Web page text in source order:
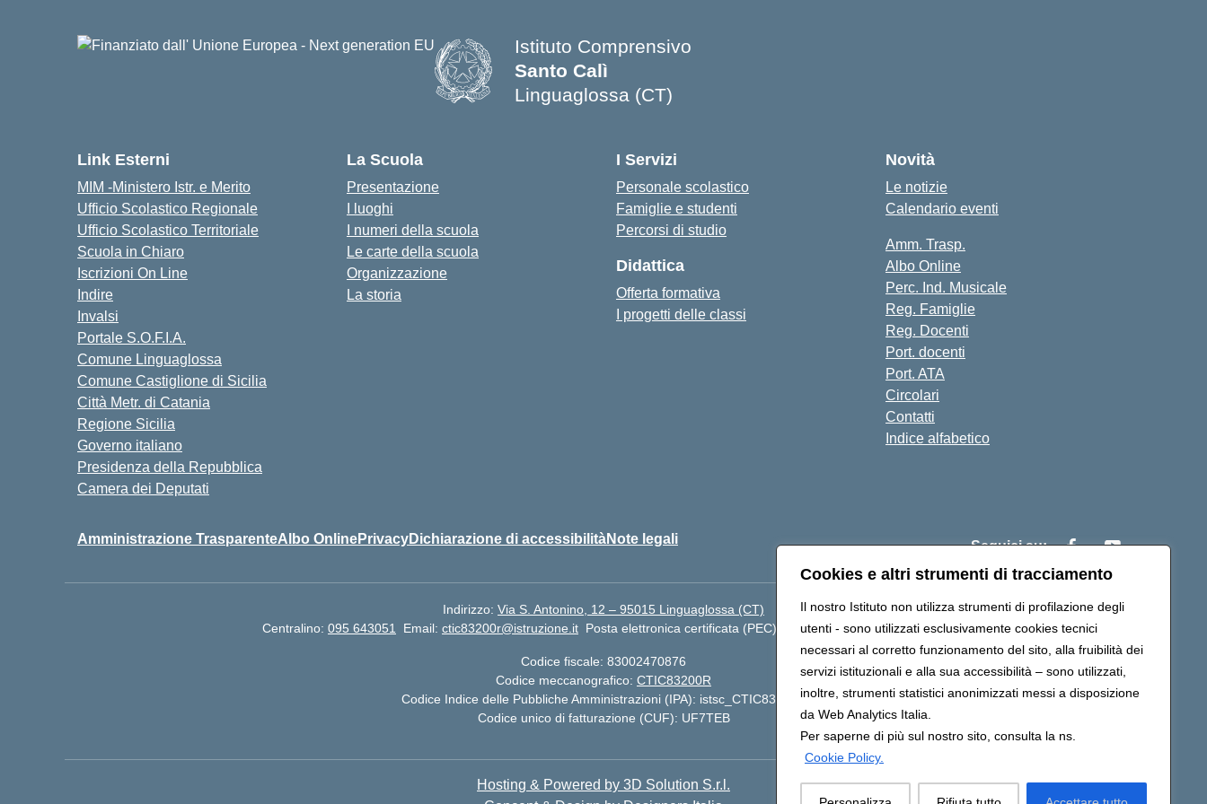
Cookies e altri strumenti di tracciamento
Il nostro Istituto non utilizza strumenti di profilazione degli
utenti - sono utilizzati esclusivamente cookies tecnici
necessari al corretto funzionamento del sito, alla fruibilità dei
servizi istituzionali e alla sua accessibilità – sono utilizzati,
inoltre, strumenti statistici anonimizzati messi a disposizione
da Web Analytics Italia.
Per saperne di più sul nostro sito, consulta la ns.
Cookie Policy.
Istituto Comprensivo
Santo Calì
Linguaglossa (CT)
Link Esterni
MIM -Ministero Istr. e Merito
Ufficio Scolastico Regionale
Ufficio Scolastico Territoriale
Scuola in Chiaro
Iscrizioni On Line
Indire
Invalsi
Portale S.O.F.I.A.
Comune Linguaglossa
Comune Castiglione di Sicilia
Città Metr. di Catania
Regione Sicilia
Governo italiano
Presidenza della Repubblica
Camera dei Deputati
La Scuola
Presentazione
I luoghi
I numeri della scuola
Le carte della scuola
Organizzazione
La storia
I Servizi
Personale scolastico
Famiglie e studenti
Percorsi di studio
Didattica
Offerta formativa
I progetti delle classi
Novità
Le notizie
Calendario eventi
Amm. Trasp.
Albo Online
Perc. Ind. Musicale
Reg. Famiglie
Reg. Docenti
Port. docenti
Port. ATA
Circolari
Contatti
Indice alfabetico
Amministrazione TrasparenteAlbo OnlinePrivacyDichiarazione di accessibilitàNote legali Seguici su:
Indirizzo: Via S. Antonino, 12 – 95015 Linguaglossa (CT)
Centralino: 095 643051 Email: ctic83200r@istruzione.it Posta elettronica certificata (PEC): ctic83200r@pec.istruzione.it
Codice fiscale: 83002470876
Codice meccanografico: CTIC83200R
Codice Indice delle Pubbliche Amministrazioni (IPA): istsc_CTIC83200R
Codice unico di fatturazione (CUF): UF7TEB
Hosting & Powered by 3D Solution S.r.l.